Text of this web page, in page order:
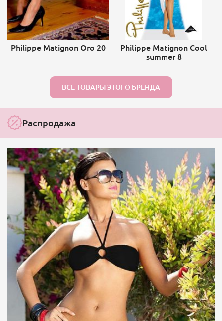
Philippe Matignon Oro 20
Philippe Matignon Cool
summer 8
ВСЕ ТОВАРЫ ЭТОГО БРЕНДА
Распродажа